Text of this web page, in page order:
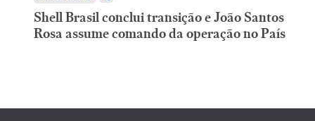
Shell Brasil conclui transição e João Santos
Rosa assume comando da operação no País